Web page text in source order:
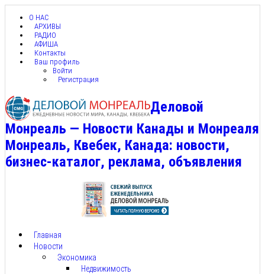
О НАС
АРХИВЫ
РАДИО
АФИША
Контакты
Ваш профиль
Войти
Регистрация
Деловой
Монреаль — Новости Канады и Монреаля
Монреаль, Квебек, Канада: новости,
бизнес-каталог, реклама, объявления
Главная
Новости
Экономика
Недвижимость